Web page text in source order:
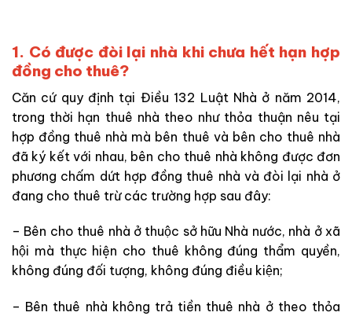
1. Có được đòi lại nhà khi chưa hết hạn hợp
đồng cho thuê?
Căn cứ quy định tại Điều 132 Luật Nhà ở năm 2014,
trong thời hạn thuê nhà theo nhưthỏa thuận nêu tại
hợp đồng thuê nhà mà bên thuê và bên cho thuê nhà
đã ký kết với nhau, bên cho thuê nhà không được đơn
phương chấm dứt hợp đồng thuê nhà và đòi lại nhà ở
đang cho thuê trừ các trường hợp sau đây:
– Bên cho thuê nhà ở thuộc sở hữu Nhà nước, nhà ở xã
hội mà thực hiện cho thuê không đúng thẩm quyền,
không đúng đối tượng, không đúng điều kiện;
– Bên thuê nhà không trả tiền thuê nhà ở theo thỏa